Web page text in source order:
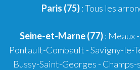
Paris (75): Tous les
Seine-et-Marne (77): Meaux
Pontault-Combault - Savigny-le-
Bussy-Saint-Georges -